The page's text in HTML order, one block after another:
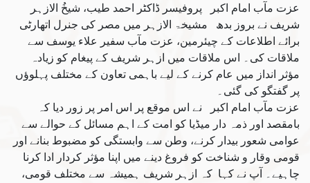
عزت مآب امام اکبر پروفیسر ڈاکٹر احمد طیب، شیخُ الازہر
شریف نے بروز بدھ مشیخۃ الازہر میں مصر کی جنرل اتھارٹی
برائے اطلاعات کے چیئرمین، عزت مآب سفیر علاء یوسف سے
ملاقات کی۔ اس ملاقات میں ازہر شریف کے پیغام کو زیادہ
مؤثر انداز میں عام کرنے کے لیے باہمی تعاون کے مختلف پہلوؤں
پر گفتگو کی گئی۔
عزت مآب امام اکبر نے اس موقع پر اس امر پر زور دیا کہ
بامقصد اور ذمہ دار میڈیا کو امت کے اہم مسائل کے حوالے سے
عوامی شعور بیدار کرنے، وطن سے وابستگی کو مضبوط بنانے اور
قومی وقار و شناخت کو فروغ دینے میں اپنا مؤثر کردار ادا کرنا
چاہیے۔ آپ نے کہا کہ ازہر شریف ہمیشہ سے مختلف قومی،